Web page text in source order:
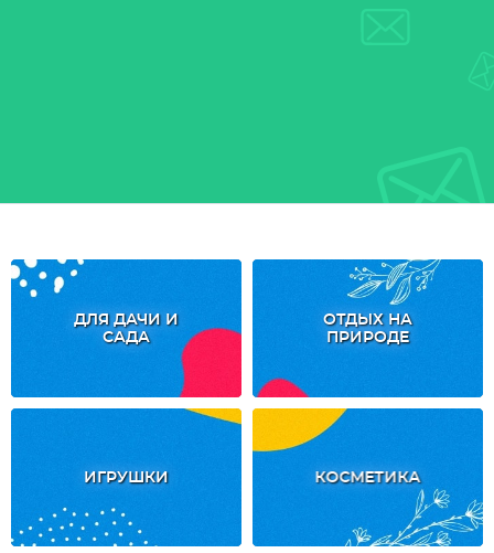
ДЛЯ ДАЧИ И
САДА
ОТДЫХ НА
ПРИРОДЕ
ИГРУШКИ КОСМЕТИКА